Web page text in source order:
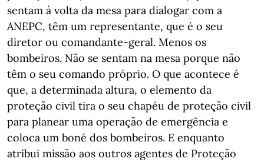
sentam à volta da mesa para dialogar com a
ANEPC, têm um representante, que é o seu
diretor ou comandante-geral. Menos os
bombeiros. Não se sentam na mesa porque não
têm o seu comando próprio. O que acontece é
que, a determinada altura, o elemento da
proteção civil tira o seu chapéu de proteção civil
para planear uma operação de emergência e
coloca um boné dos bombeiros. E enquanto
atribui missão aos outros agentes de Proteção